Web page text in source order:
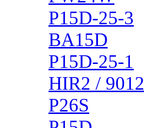
P15D-25-3
BA15D
P15D-25-1
HIR2 / 9012
P26S